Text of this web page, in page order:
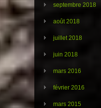
septembre 2018
août 2018
juillet 2018
juin 2018
mars 2016
février 2016
mars 2015